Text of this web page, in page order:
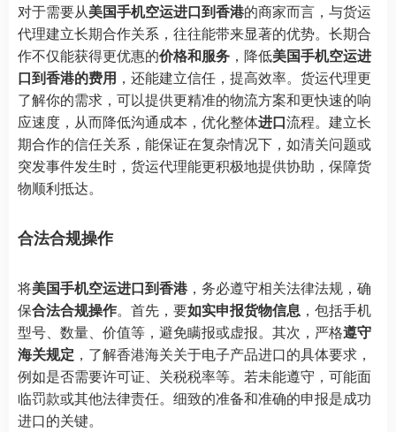
对于需要从美国手机空运进口到香港的商家而言，与货运
代理建立长期合作关系，往往能带来显著的优势。长期合
作不仅能获得更优惠的价格和服务 ，降低美国手机空运进
口到香港的费用 ，还能建立信任，提高效率。货运代理更
了解你的需求，可以提供更精准的物流方案和更快速的响
应速度，从而降低沟通成本，优化整体进口流程。建立长
期合作的信任关系，能保证在复杂情况下，如清关问题或
突发事件发生时，货运代理能更积极地提供协助，保障货
物顺利抵达。
合法合规操作
将美国手机空运进口到香港，务必遵守相关法律法规，确
保合法合规操作。首先，要如实申报货物信息 ，包括手机
型号、数量、价值等，避免瞒报或虚报。其次，严格遵守
海关规定 ，了解香港海关关于电子产品进口的具体要求，
例如是否需要许可证、关税税率等。若未能遵守，可能面
临罚款或其他法律责任。细致的准备和准确的申报是成功
进口的关键。